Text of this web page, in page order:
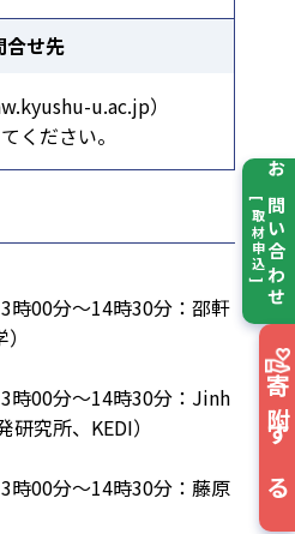
お問い合わせ
[ 取材申込 ]
寄附する
合せ先
u.ac.jp）
ください。
00分～14時30分：邵軒
00分～14時30分：Jinh
究所、KEDI）
00分～14時30分：藤原